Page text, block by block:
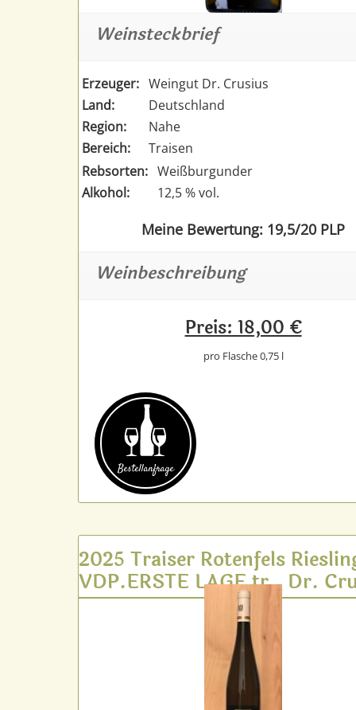
Weinsteckbrief
Erzeuger: Weingut Dr. Crusius
Land:
Deutschland
Region:
Nahe
Bereich:
Traisen
Rebsorten: Weißburgunder
Alkohol:
12,5 % vol.
Meine Bewertung: 19,5/20 PLP
Weinbeschreibung
Preis: 18,00 €
pro Flasche 0,75 l
Bestell­anfrage
2025 Traiser Rotenfels
VDP.ERSTE LAGE tr., Dr.